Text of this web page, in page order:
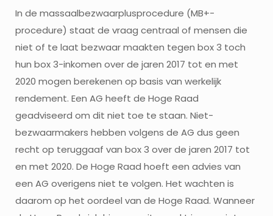
In de massaalbezwaarplusprocedure (MB+-
procedure) staat de vraag centraal of mensen die
niet of te laat bezwaar maakten tegen box 3 toch
hun box 3-inkomen over de jaren 2017 tot en met
2020 mogen berekenen op basis van werkelijk
rendement. Een AG heeft de Hoge Raad
geadviseerd om dit niet toe te staan. Niet-
bezwaarmakers hebben volgens de AG dus geen
recht op teruggaaf van box 3 over de jaren 2017 tot
en met 2020. De Hoge Raad hoeft een advies van
een AG overigens niet te volgen. Het wachten is
daarom op het oordeel van de Hoge Raad. Wanneer